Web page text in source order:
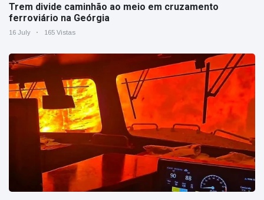
Trem divide caminhão ao meio em cruzamento
ferroviário na Geórgia
16 July 165 Vistas